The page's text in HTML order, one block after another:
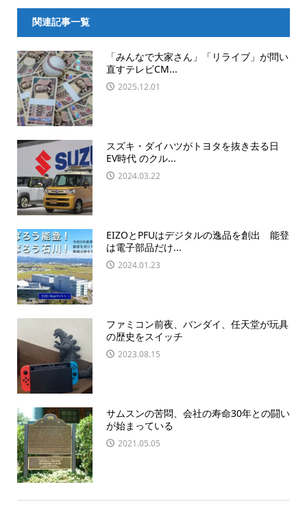
関連記事一覧
「みんなで大家さん」「リライブ」が問い
直すテレビCM...
2025.12.01
スズキ・ダイハツがトヨタを抜き去る日
EV時代 のクル...
2024.03.22
EIZOとPFUはデジタルの逸品を創出 能登
は電子部品だけ...
2024.01.23
ファミコン前夜、バンダイ、任天堂が玩具
の歴史をスイッチ
2023.08.15
サムスンの苦悶、会社の寿命30年との闘い
が始まっている
2021.05.05